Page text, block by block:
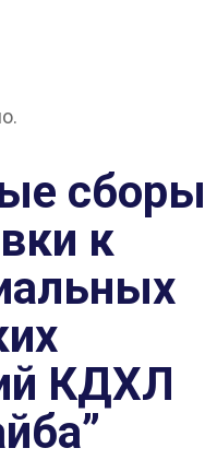
сборы
к
КДХЛ